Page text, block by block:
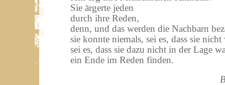
Sie ärgerte jeden
durch ihre Reden,
denn, und das werden die Nachbarn
sie konnte niemals, sei es, dass sie
sei es, dass sie dazu nicht in der Lage
ein Ende im Reden finden.